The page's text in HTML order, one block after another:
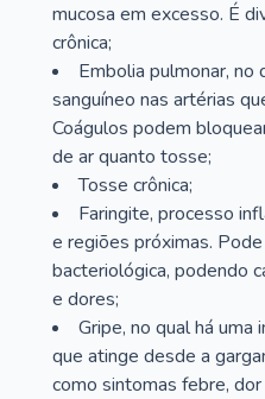
mucosa em excesso. É
crônica;
Embolia pulmonar, no
sanguíneo nas artérias
Coágulos podem
de ar quanto tosse;
Tosse crônica;
Faringite, processo
e regiões próximas.
bacteriológica, podendo
e dores;
Gripe, no qual há uma
que atinge desde a
como sintomas febre,